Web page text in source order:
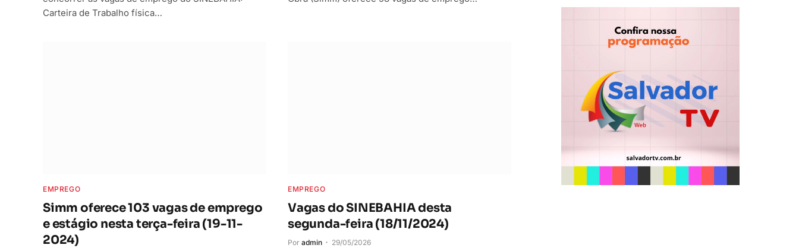
Carteira de Trabalho física…
EMPREGO
Simm oferece 103 vagas de emprego
e estágio nesta terça-feira (19-11-
2024)
EMPREGO
Vagas do SINEBAHIA desta
segunda-feira (18/11/2024)
Por admin 29/05/2026